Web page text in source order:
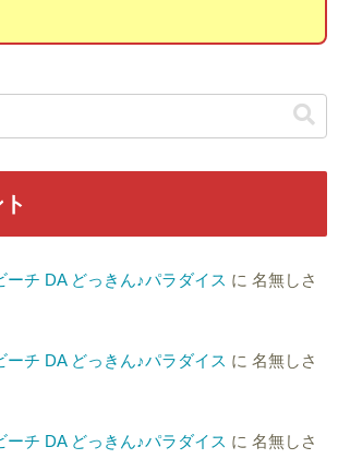
チ DA どっきん♪パラダイス に 名無しさ
チ DA どっきん♪パラダイス に 名無しさ
チ DA どっきん♪パラダイス に 名無しさ